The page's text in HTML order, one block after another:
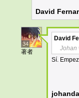
David
34
著者
David
Johan
Sí.